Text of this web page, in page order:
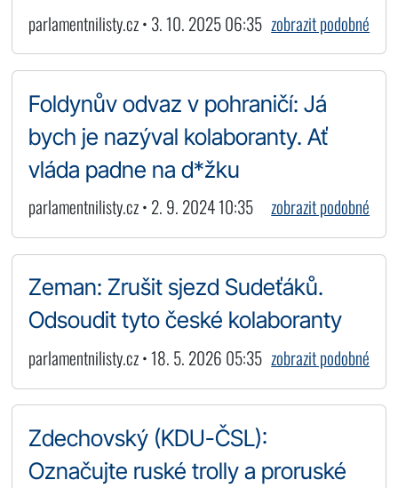
parlamentnilisty.cz • 3. 10. 2025 06:35 zobrazit podobné
Foldynův odvaz v pohraničí: Já
bych je nazýval kolaboranty. Ať
vláda padne na d*žku
parlamentnilisty.cz • 2. 9. 2024 10:35 zobrazit podobné
Zeman: Zrušit sjezd Sudeťáků.
Odsoudit tyto české kolaboranty
parlamentnilisty.cz • 18. 5. 2026 05:35 zobrazit podobné
Zdechovský (KDU-ČSL):
Označujte ruské trolly a proruské